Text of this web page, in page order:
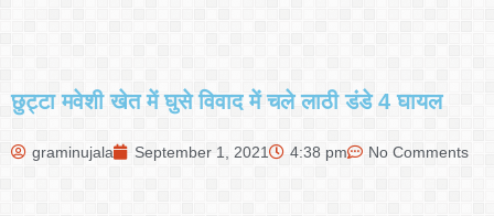
छुट्टा मवेशी खेत में घुसे विवाद में चले लाठी डंडे 4 घायल
graminujala September 1, 2021 4:38 pm No Comments